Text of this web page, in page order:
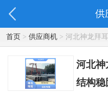
供
首页> 供应商机> 河北神龙拜
河北神
结构稳